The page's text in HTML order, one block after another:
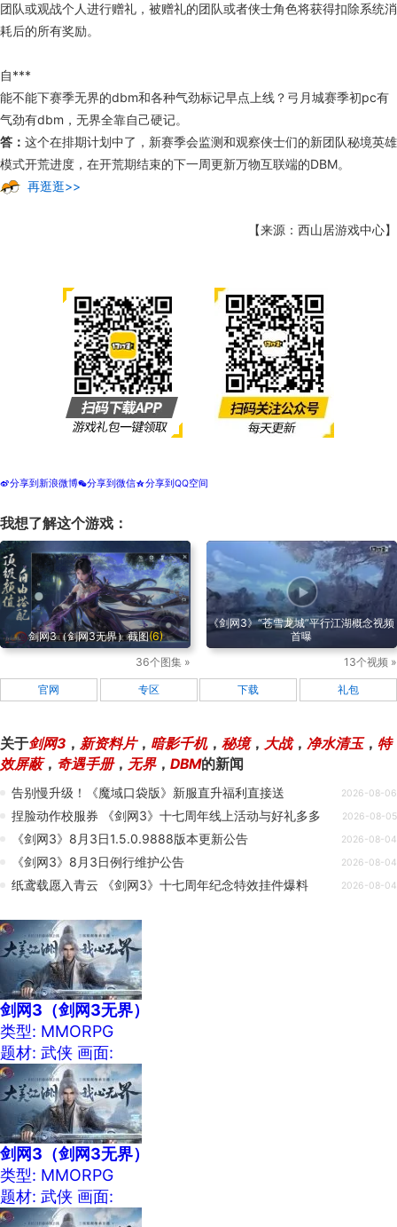
团队或观战个人进行赠礼，被赠礼的团队或者侠士角色将获得扣除系统消
耗后的所有奖励。
自***
能不能下赛季无界的dbm和各种气劲标记早点上线？弓月城赛季初pc有
气劲有dbm，无界全靠自己硬记。
答： 这个在排期计划中了，新赛季会监测和观察侠士们的新团队秘境英雄
模式开荒进度，在开荒期结束的下一周更新万物互联端的DBM。
再逛逛>>
【来源：西山居游戏中心】
t分享到新浪微博w分享到微信z分享到QQ空间
我想了解这个游戏：
剑网3（剑网3无界）截图(6)
36个图集 »
《剑网3》“苍雪龙城”平行江湖概念视频
首曝
13个视频 »
官网 专区 下载 礼包
关于剑网3 ， 新资料片， 暗影千机， 秘境， 大战， 净水清玉， 特
效屏蔽， 奇遇手册， 无界， DBM的新闻
告别慢升级！《魔域口袋版》新服直升福利直接送 2026-08-06
捏脸动作校服券 《剑网3》十七周年线上活动与好礼多多 2026-08-05
《剑网3》8月3日1.5.0.9888版本更新公告 2026-08-04
《剑网3》8月3日例行维护公告 2026-08-04
纸鸢载愿入青云 《剑网3》十七周年纪念特效挂件爆料 2026-08-04
剑网3（剑网3无界）
类型: MMORPG
题材: 武侠 画面:
剑网3（剑网3无界）
类型: MMORPG
题材: 武侠 画面: